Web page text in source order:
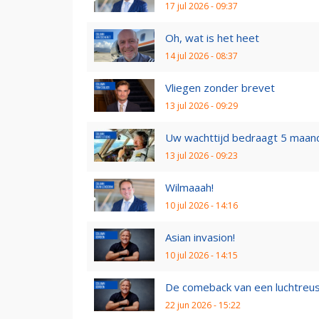
17 jul 2026 - 09:37
Oh, wat is het heet
14 jul 2026 - 08:37
Vliegen zonder brevet
13 jul 2026 - 09:29
Uw wachttijd bedraagt 5
13 jul 2026 - 09:23
Wilmaaah!
10 jul 2026 - 14:16
Asian invasion!
10 jul 2026 - 14:15
De comeback van een luchtreus
22 jun 2026 - 15:22